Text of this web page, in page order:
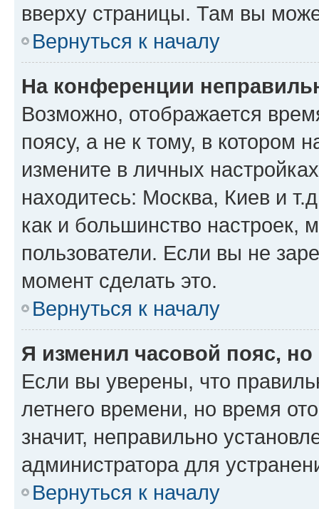
вверху страницы. Там вы
Вернуться к началу
На конференции
Возможно, отображается
поясу, а не к тому, в котором
измените в личных
находитесь: Москва, Киев и
как и большинство настроек,
пользователи. Если вы не
момент сделать это.
Вернуться к началу
Я изменил часовой пояс,
Если вы уверены, что
летнего времени, но время
значит, неправильно
администратора для
Вернуться к началу